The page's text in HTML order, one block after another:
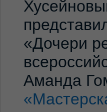
«Дочери
Аманда